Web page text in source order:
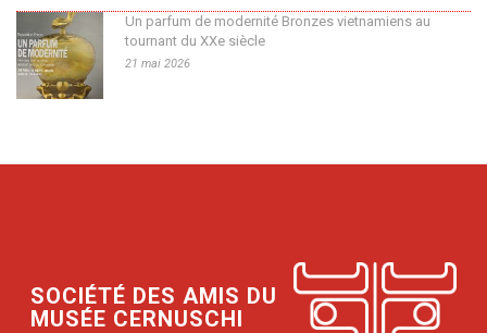
Un parfum de modernité Bronzes vietnamiens au
tournant du XXe siècle
21 mai 2026
SOCIÉTÉ DES AMIS DU
MUSÉE CERNUSCHI